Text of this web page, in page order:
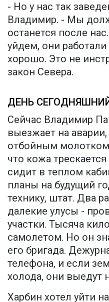
- Но у нас так
Владимир. - Мы
останется после
уйдем, они
хорошо. Это не
закон Севера.
ДЕНЬ
Сейчас Владимир
выезжает на
отбойным молотком,
что кожа
сидит в теплом
планы на будущий
технику, штат. Два
далекие улусы -
участки. Тысяча
самолетом. Но он
его бригада.
телефона, и если
холода, они выедут
Харбин хотел уйти